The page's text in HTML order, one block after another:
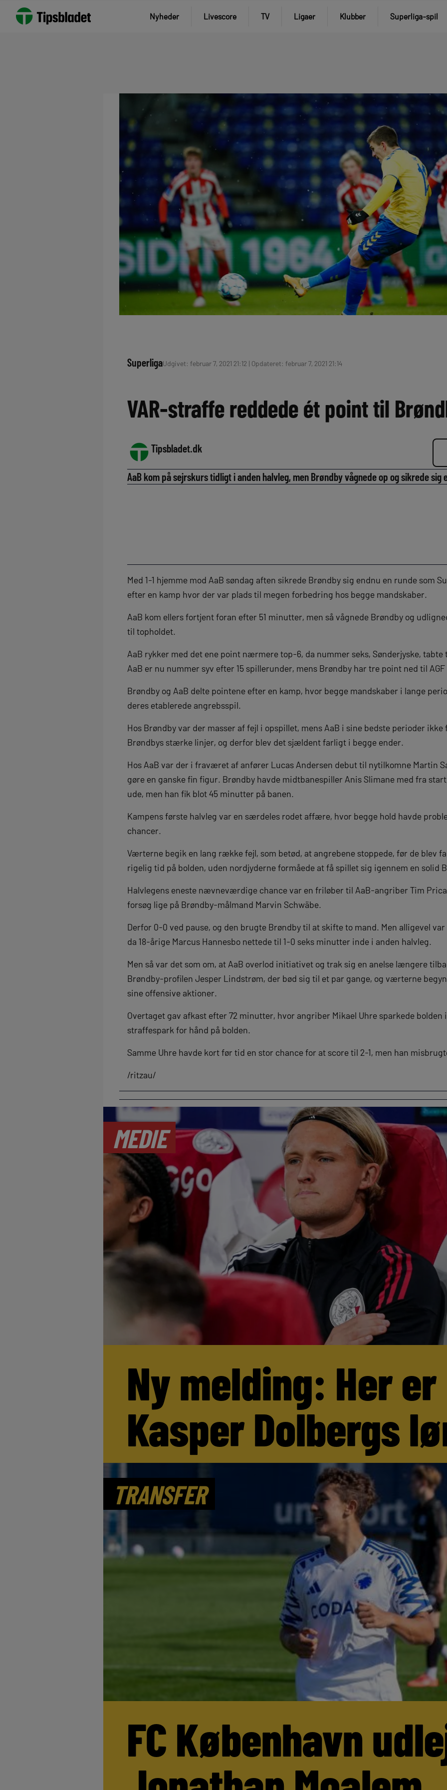
Nyheder Livescore TV Ligaer Klubber Superliga-spil
SuperligaUdgivet: februar 7, 2021 21:12 | Opdateret: februar 7, 2021 21:14
VAR-straffe reddede ét point til
Tipsbladet.dk
AaB kom på sejrskurs tidligt i anden halvleg, men Brøndby vågnede op og sikrede sig
Med 1-1 hjemme mod AaB søndag aften sikrede Brøndby sig endnu en runde som
efter en kamp hvor der var plads til megen forbedring hos begge mandskaber.
AaB kom ellers fortjent foran efter 51 minutter, men så vågnede Brøndby og
til topholdet.
AaB rykker med det ene point nærmere top-6, da nummer seks, Sønderjyske, tabte
AaB er nu nummer syv efter 15 spillerunder, mens Brøndby har tre point ned til
Brøndby og AaB delte pointene efter en kamp, hvor begge mandskaber i lange
deres etablerede angrebsspil.
Hos Brøndby var der masser af fejl i opspillet, mens AaB i sine bedste perioder
Brøndbys stærke linjer, og derfor blev det sjældent farligt i begge ender.
Hos AaB var der i fraværet af anfører Lucas Andersen debut til nytilkomne Martin
gøre en ganske fin figur. Brøndby havde midtbanespiller Anis Slimane med fra
ude, men han fik blot 45 minutter på banen.
Kampens første halvleg var en særdeles rodet affære, hvor begge hold havde
chancer.
Værterne begik en lang række fejl, som betød, at angrebene stoppede, før de blev
rigelig tid på bolden, uden nordjyderne formåede at få spillet sig igennem en solid
Halvlegens eneste nævneværdige chance var en friløber til AaB-angriber Tim
forsøg lige på Brøndby-målmand Marvin Schwäbe.
Derfor 0-0 ved pause, og den brugte Brøndby til at skifte to mand. Men alligevel
da 18-årige Marcus Hannesbo nettede til 1-0 seks minutter inde i anden halvleg.
Men så var det som om, at AaB overlod initiativet og trak sig en anelse længere
Brøndby-profilen Jesper Lindstrøm, der bød sig til et par gange, og værterne
sine offensive aktioner.
Overtaget gav afkast efter 72 minutter, hvor angriber Mikael Uhre sparkede bolden
straffespark for hånd på bolden.
Samme Uhre havde kort før tid en stor chance for at score til 2-1, men han
/ritzau/
MEDIE
Ny melding: Her er
Kasper Dolbergs
TRANSFER
FC København